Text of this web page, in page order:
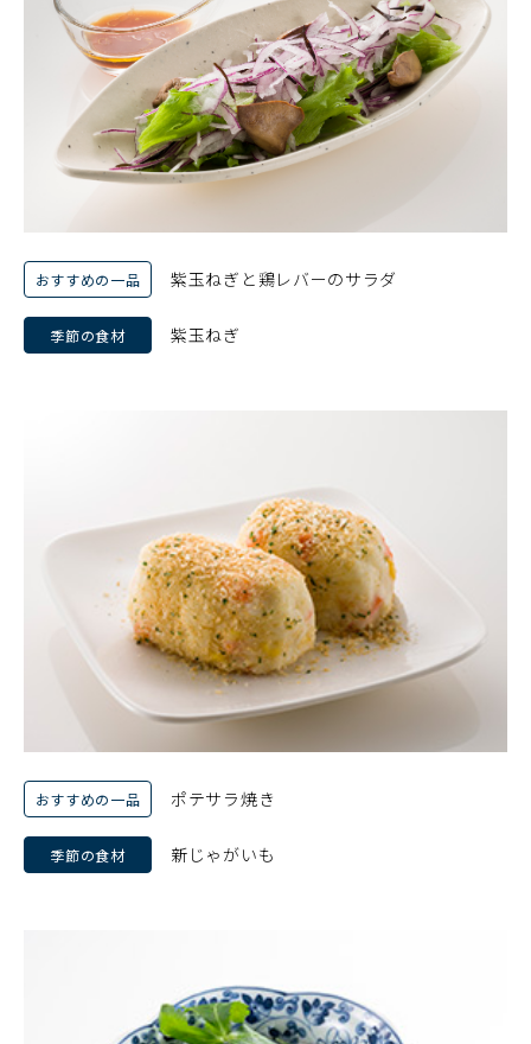
おすすめの一品 紫玉ねぎと鶏レバーのサラダ
季節の食材 紫玉ねぎ
おすすめの一品 ポテサラ焼き
季節の食材 新じゃがいも